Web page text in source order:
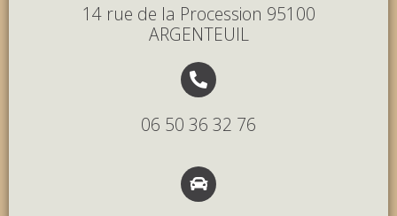
14 rue de la Procession 95100
ARGENTEUIL
06 50 36 32 76